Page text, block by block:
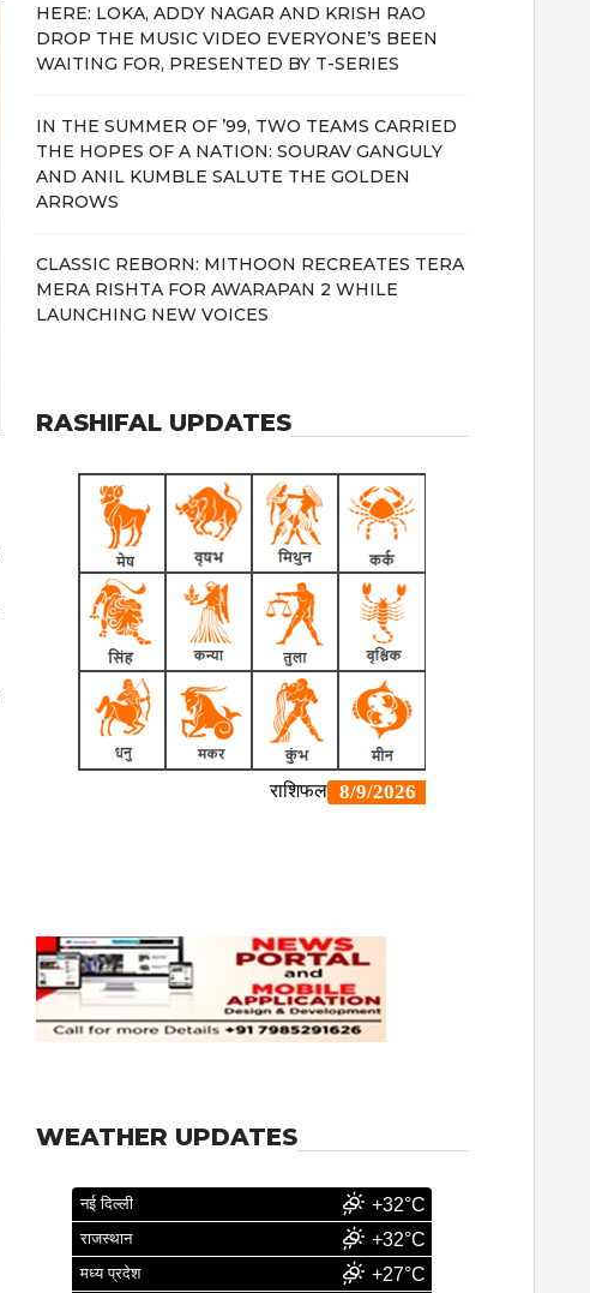
HERE: LOKA, ADDY NAGAR AND KRISH RAO
DROP THE MUSIC VIDEO EVERYONE’S BEEN
WAITING FOR, PRESENTED BY T-SERIES
IN THE SUMMER OF ’99, TWO TEAMS CARRIED
THE HOPES OF A NATION: SOURAV GANGULY
AND ANIL KUMBLE SALUTE THE GOLDEN
ARROWS
CLASSIC REBORN: MITHOON RECREATES TERA
MERA RISHTA FOR AWARAPAN 2 WHILE
LAUNCHING NEW VOICES
RASHIFAL UPDATES
WEATHER UPDATES
नई दिल्ली +32°C
राजस्थान +32°C
मध्य प्रदेश +27°C